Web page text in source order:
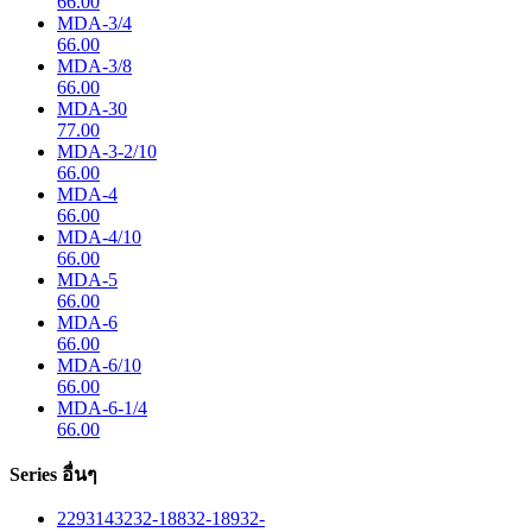
MDA-3/4
66.00
MDA-3/8
66.00
MDA-30
77.00
MDA-3-2/10
66.00
MDA-4
66.00
MDA-4/10
66.00
MDA-5
66.00
MDA-6
66.00
MDA-6/10
66.00
MDA-6-1/4
66.00
Series อื่นๆ
2293143232-18832-18932-